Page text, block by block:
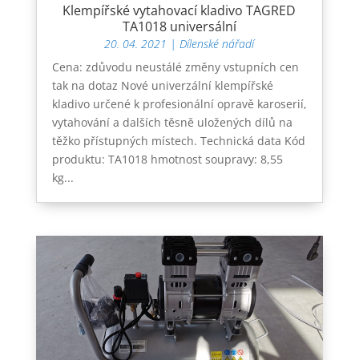
Klempířské vytahovací kladivo TAGRED
TA1018 universální
20. 04. 2021 | Dílenské nářadí
Cena: zdůvodu neustálé změny vstupních cen
tak na dotaz Nové univerzální klempířské
kladivo určené k profesionální opravě karoserií,
vytahování a dalších těsně uložených dílů na
těžko přístupných místech. Technická data Kód
produktu: TA1018 hmotnost soupravy: 8,55
kg...